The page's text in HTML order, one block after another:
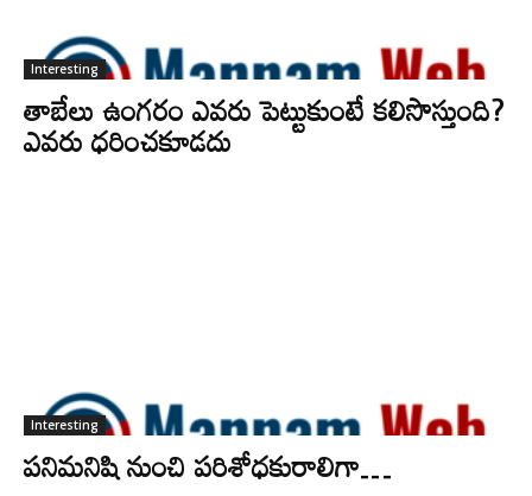
Interesting
తాబేలు ఉంగరం ఎవరు పెట్టుకుంటే కలిసొస్తుంది?
ఎవరు ధరించకూడదు
Interesting
పనిమనిషి నుంచి పరిశోధకురాలిగా…